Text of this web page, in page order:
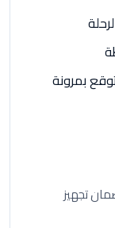
بمرونة
تجهيز